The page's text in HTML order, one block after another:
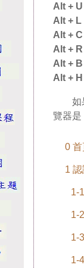
Alt + U
Alt + L
Alt + C
Alt + R
Alt + B
Alt + H
如
覽器是
0 首
1
1-
1-
1-
1-